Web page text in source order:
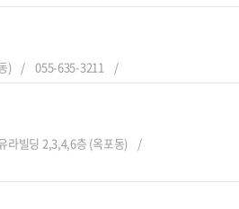
)
055-635-3211
라빌딩 2,3,4,6층 (옥포동)